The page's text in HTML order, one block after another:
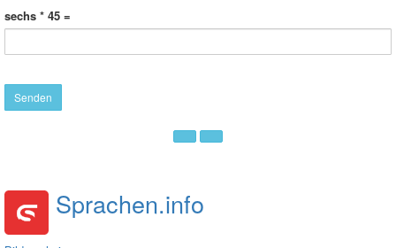
sechs * 45 =
Sprachen.info